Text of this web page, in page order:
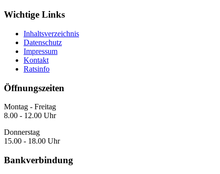
Wichtige Links
Inhaltsverzeichnis
Datenschutz
Impressum
Kontakt
Ratsinfo
Öffnungszeiten
Montag - Freitag
8.00 - 12.00 Uhr
Donnerstag
15.00 - 18.00 Uhr
Bankverbindung